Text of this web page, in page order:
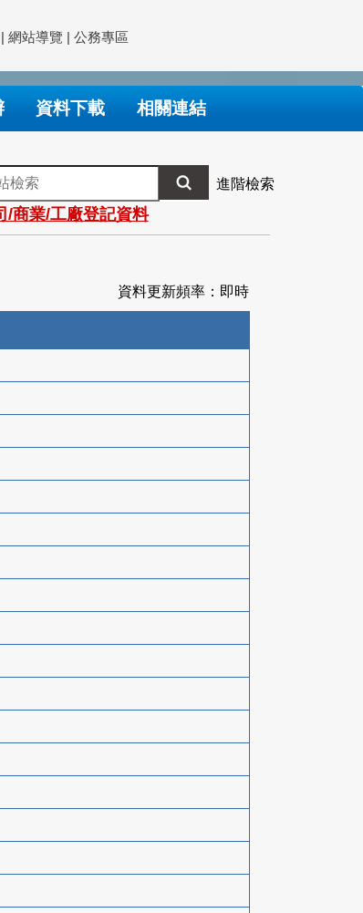
| 網站導覽 | 公務專區
資料下載 相關連結
進階檢索
/商業/工廠登記資料
資料更新頻率：即時